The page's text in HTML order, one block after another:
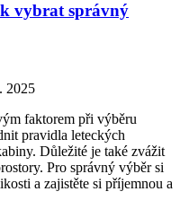
vybrat správný
2025
faktorem při výběru
pravidla leteckých
Důležité je také zvážit
Pro správný výběr si
a zajistěte si příjemnou a